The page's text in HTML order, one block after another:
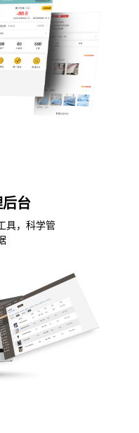
台
具，科学管